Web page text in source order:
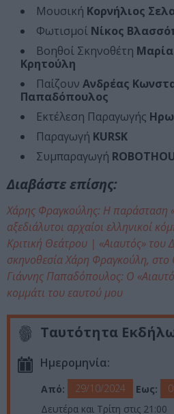
Μουσική Κορνήλιος
Φωτισμοί Νίκος
Βοηθοί Σκηνοθέτη
Κρητούλη
Παίζουν Ανδρέας
Παπαδόπουλος
Εκτέλεση Παραγωγής
Παραγωγή KURSK
Συμπαραγωγή
Διαβάστε επίσης:
Χάρης Φραγκούλης: Η παράσταση
αξεδιάλυτοι αρχαίοι ελληνικοί
Κριτική Θεάτρου | «Αιαυτός» του
σκηνοθεσία Χάρη Φραγκούλη,
Γιάννης Παπαδόπουλος: Ο
κομμάτι του εαυτού μου
Ταυτότητα
Ημερομηνία:
Από: 29/10/2024 Εως:
Δευτέρα και Τρίτη στις 21:00